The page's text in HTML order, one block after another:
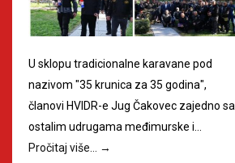
U sklopu tradicionalne karavane pod
nazivom "35 krunica za 35 godina",
članovi HVIDR-e Jug Čakovec zajedno sa
ostalim udrugama međimurske i…
Pročitaj više…
→